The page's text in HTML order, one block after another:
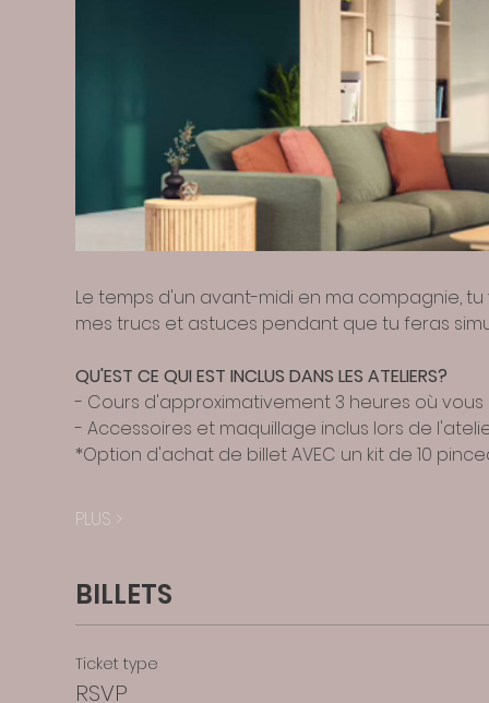
Le temps d'un avant-midi en ma compagnie,
mes trucs et astuces pendant que tu feras
QU'EST CE QUI EST INCLUS DANS LES ATELIERS?
- Cours d'approximativement 3 heures où
- Accessoires et maquillage inclus lors de
*Option d'achat de billet AVEC un kit de 10
PLUS >
BILLETS
Ticket type
RSVP